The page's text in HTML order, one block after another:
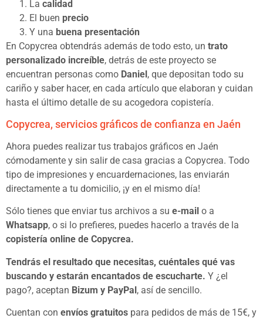
La calidad
El buen precio
Y una buena presentación
En Copycrea obtendrás además de todo esto, un trato
personalizado increíble, detrás de este proyecto se
encuentran personas como Daniel, que depositan todo su
cariño y saber hacer, en cada artículo que elaboran y cuidan
hasta el último detalle de su acogedora copistería.
Copycrea, servicios gráficos de confianza en Jaén
Ahora puedes realizar tus trabajos gráficos en Jaén
cómodamente y sin salir de casa gracias a Copycrea. Todo
tipo de impresiones y encuardernaciones, las enviarán
directamente a tu domicilio, ¡y en el mismo día!
Sólo tienes que enviar tus archivos a su e-mail o a
Whatsapp, o si lo prefieres, puedes hacerlo a través de la
copistería online de Copycrea.
Tendrás el resultado que necesitas, cuéntales qué vas
buscando y estarán encantados de escucharte. Y ¿el
pago?, aceptan Bizum y PayPal, así de sencillo.
Cuentan con envíos gratuitos para pedidos de más de 15€, y